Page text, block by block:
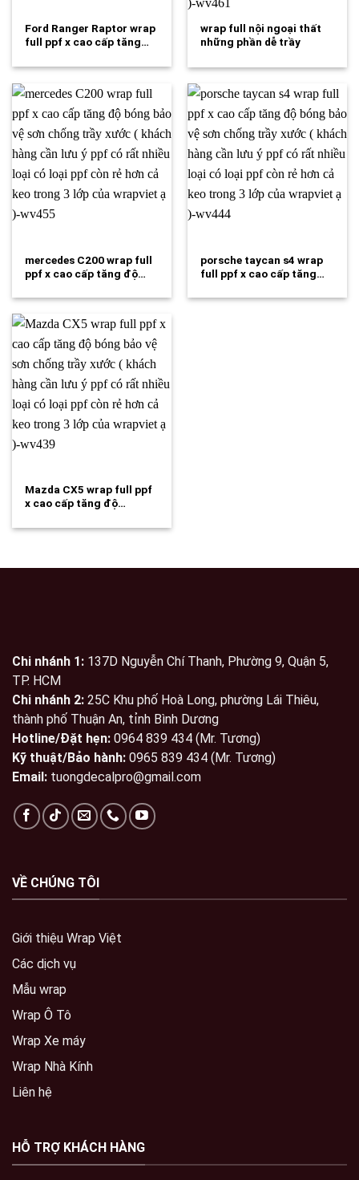
Ford Ranger Raptor wrap
full ppf x cao cấp tăng…
wrap full nội ngoại thất
những phần dễ trầy
mercedes C200 wrap full
ppf x cao cấp tăng độ…
porsche taycan s4 wrap
full ppf x cao cấp tăng…
Mazda CX5 wrap full ppf
x cao cấp tăng độ…
Chi nhánh 1: 137D Nguyễn Chí Thanh, Phường 9, Quận 5,
TP. HCM
Chi nhánh 2: 25C Khu phố Hoà Long, phường Lái Thiêu,
thành phố Thuận An, tỉnh Bình Dương
Hotline/Đặt hẹn: 0964 839 434 (Mr. Tương)
Kỹ thuật/Bảo hành: 0965 839 434 (Mr. Tương)
Email: tuongdecalpro@gmail.com
VỀ CHÚNG TÔI
Giới thiệu Wrap Việt
Các dịch vụ
Mẫu wrap
Wrap Ô Tô
Wrap Xe máy
Wrap Nhà Kính
Liên hệ
HỖ TRỢ KHÁCH HÀNG